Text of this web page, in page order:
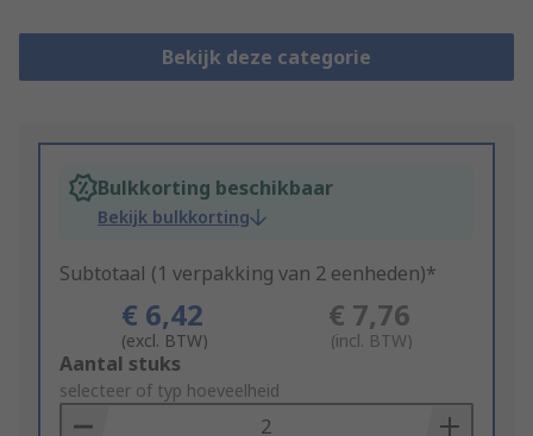
Bekijk deze categorie
Bulkkorting beschikbaar
Bekijk bulkkorting
Subtotaal (1 verpakking van 2 eenheden)*
€ 6,42
(excl. BTW)
€ 7,76
(incl. BTW)
Add
to
Basket
Aantal stuks
selecteer of typ hoeveelheid